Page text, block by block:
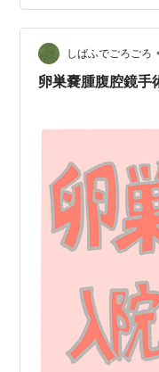
ことでした🙆‍♀️ﾎｯ…
くなるけど子宮口開
め！のやつ)やってた
ってましたがそうで
しばふでごろごろ
卵巣嚢腫腹腔鏡